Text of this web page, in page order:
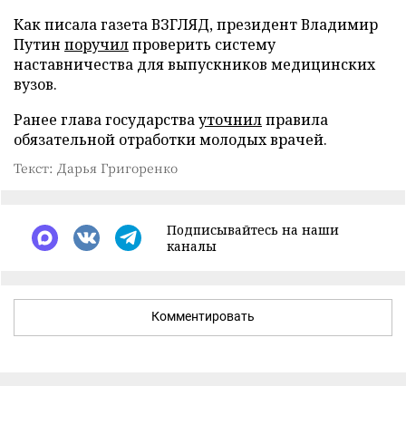
Как писала газета ВЗГЛЯД, президент Владимир
Путин поручилпроверить систему
наставничества для выпускников медицинских
вузов.
Ранее глава государствауточнилправила
обязательной отработки молодых врачей.
Текст: Дарья Григоренко
Подписывайтесь на наши
каналы
Комментировать